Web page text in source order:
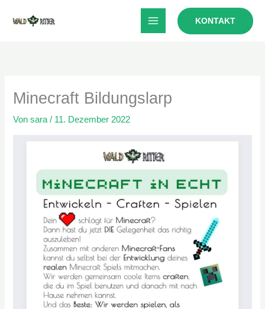
Inhalt
KONTAKT
Minecraft Bildungslarp
Vonsara/ 11. Dezember 2022